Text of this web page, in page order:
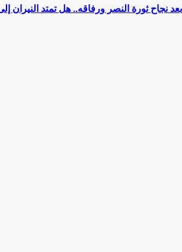
بعد نجاح ثورة النصر ورفاقه.. هل تمتد النيران